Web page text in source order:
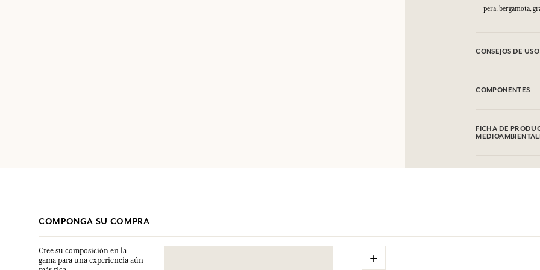
pera, bergamota,
CONSEJOS DE USO
COMPONENTES
Citronellol,
Consultar el
FICHA DE
Por favor,
COMPONGA SU COMPRA
Cree su composición en la
gama para una experiencia aún
+